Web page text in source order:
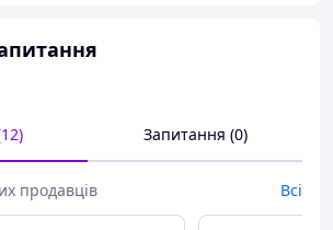
Запитання (0)
продавців Всі